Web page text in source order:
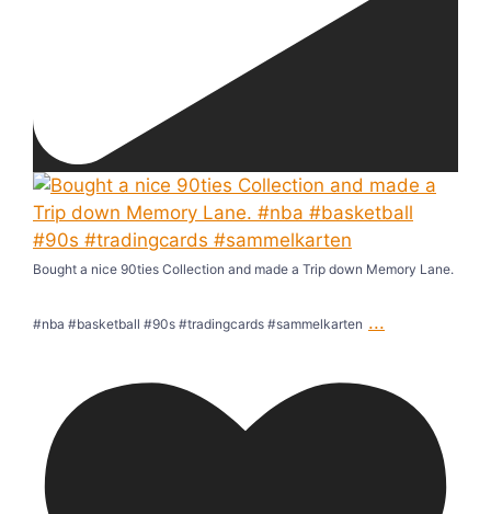
Bought a nice 90ties Collection and made a Trip down Memory Lane.
#nba #basketball #90s #tradingcards #sammelkarten ...